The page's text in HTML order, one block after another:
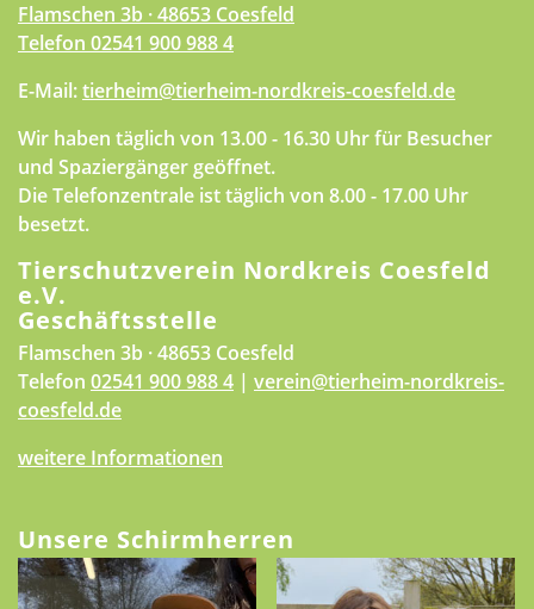
Flamschen 3b · 48653 Coesfeld
Telefon 02541 900 988 4
E-Mail:tierheim@tierheim-nordkreis-coesfeld.de
Wir haben täglich von 13.00 - 16.30 Uhr für Besucher
und Spaziergänger geöffnet.
Die Telefonzentrale ist täglich von 8.00 - 17.00 Uhr
besetzt.
Tierschutzverein Nordkreis Coesfeld
e.V.
Geschäftsstelle
Flamschen 3b · 48653 Coesfeld
Telefon 02541 900 988 4 | verein@tierheim-nordkreis-
coesfeld.de
weitere Informationen
Unsere Schirmherren